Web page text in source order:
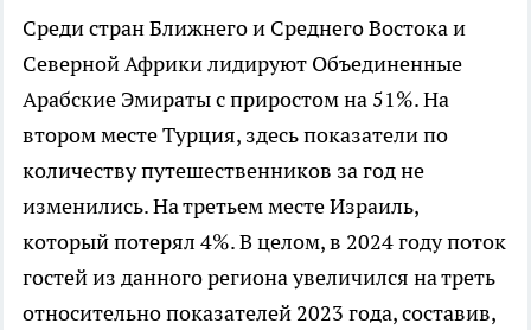
Среди стран Ближнего и Среднего Востока и
Северной Африки лидируют Объединенные
Арабские Эмираты с приростом на 51%. На
втором месте Турция, здесь показатели по
количеству путешественников за год не
изменились. На третьем месте Израиль,
который потерял 4%. В целом, в 2024 году поток
гостей из данного региона увеличился на треть
относительно показателей 2023 года, составив,